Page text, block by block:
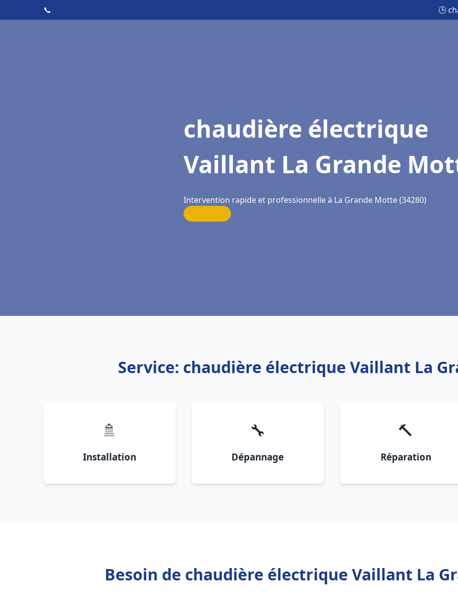
📞 🕒
chaudière électrique
Vaillant La Grande
Intervention rapide et professionnelle à La Grande Motte (34280)
Service: chaudière électrique Vaillant La
🚿
Installation
🔧
Dépannage
🔨
Réparation
Besoin de chaudière électrique Vaillant La